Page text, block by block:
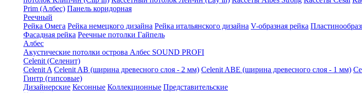
Prim (Албес) Панель коридорная
Реечный
Рейка Омега Рейка немецкого дизайна Рейка итальянского дизайна V-образная рейка
Фасадная рейка Реечные потолки Гайпель
Албес
Акустические потолки острова Албес SOUND PROFI
Celenit (Селенит)
Celenit A Celenit AB (ширина древесного слоя - 2 мм) Celenit ABE (ширина древесного слоя - 1 мм)
Гинтр (гипсовые)
Дизайнерские Кесонные Коллекционные Представительские